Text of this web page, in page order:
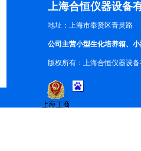
上海合恒仪器设备
地址：上海市奉贤区青灵路
公司主营小型生化培养箱、
版权所有：上海合恒仪器设